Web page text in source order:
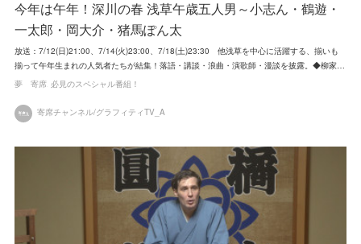
今年は午年！深川の春 浅草午歳五人男～小志ん・鶴遊・
一太郎・岡大介・猪馬ぽん太
放送：7/12(日)21:00、7/14(火)23:00、7/18(土)23:30 他浅草を中心に活躍する、揃いも
揃って午年生まれの人気者たちが結集！落語・講談・浪曲・演歌師・漫談を披露。◆柳家…
夢 寄席 必見のスペシャル番組！
寄席チャンネル/グラフィティTV_A